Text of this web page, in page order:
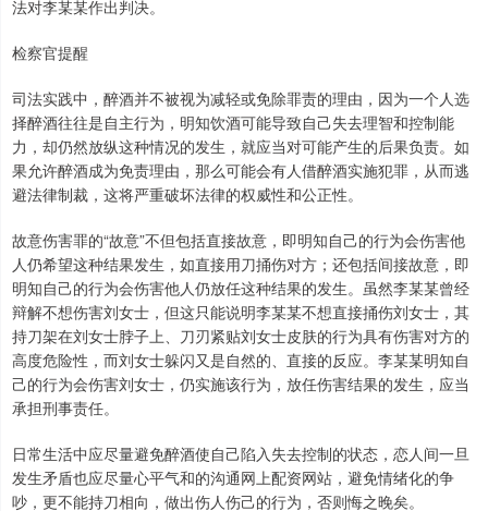
法对李某某作出判决。
检察官提醒
司法实践中，醉酒并不被视为减轻或免除罪责的理由，因为一个人选
择醉酒往往是自主行为，明知饮酒可能导致自己失去理智和控制能
力，却仍然放纵这种情况的发生，就应当对可能产生的后果负责。如
果允许醉酒成为免责理由，那么可能会有人借醉酒实施犯罪，从而逃
避法律制裁，这将严重破坏法律的权威性和公正性。
故意伤害罪的“故意”不但包括直接故意，即明知自己的行为会伤害他
人仍希望这种结果发生，如直接用刀捅伤对方；还包括间接故意，即
明知自己的行为会伤害他人仍放任这种结果的发生。虽然李某某曾经
辩解不想伤害刘女士，但这只能说明李某某不想直接捅伤刘女士，其
持刀架在刘女士脖子上、刀刃紧贴刘女士皮肤的行为具有伤害对方的
高度危险性，而刘女士躲闪又是自然的、直接的反应。李某某明知自
己的行为会伤害刘女士，仍实施该行为，放任伤害结果的发生，应当
承担刑事责任。
日常生活中应尽量避免醉酒使自己陷入失去控制的状态，恋人间一旦
发生矛盾也应尽量心平气和的沟通网上配资网站，避免情绪化的争
吵，更不能持刀相向，做出伤人伤己的行为，否则悔之晚矣。